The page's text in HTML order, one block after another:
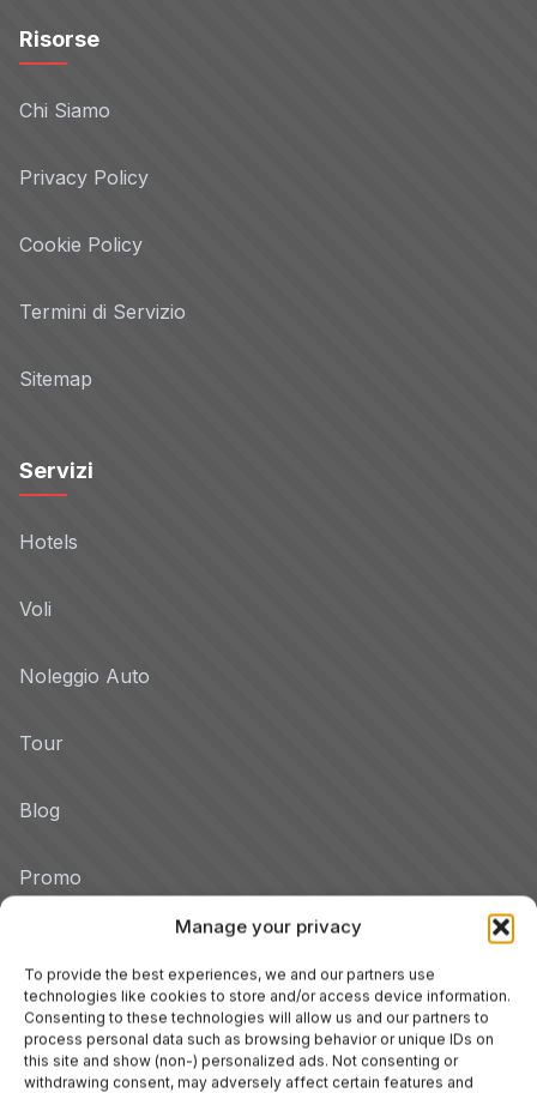
Manage your privacy
To provide the best experiences, we and our partners use
technologies like cookies to store and/or access device information.
Consenting to these technologies will allow us and our partners to
process personal data such as browsing behavior or unique IDs on
this site and show (non-) personalized ads. Not consenting or
withdrawing consent, may adversely affect certain features and
Risorse
Chi Siamo
Privacy Policy
Cookie Policy
Termini di Servizio
Sitemap
Servizi
Hotels
Voli
Noleggio Auto
Tour
Blog
Promo
Veneto
Tuscany